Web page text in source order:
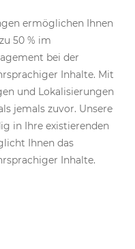
ermöglichen Ihnen
50 % im
bei der
Inhalte. Mit
und Lokalisierungen
jemals zuvor. Unsere
in Ihre existierenden
Ihnen das
Inhalte.